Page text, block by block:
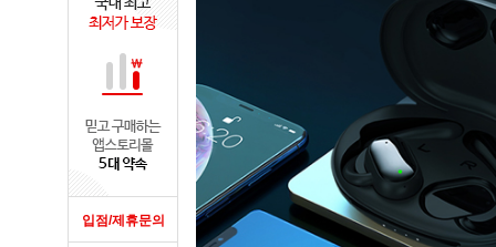
입점/제휴문의